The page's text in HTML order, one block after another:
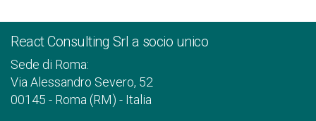
React Consulting Srl a socio unico
Sede di Roma:
Via Alessandro Severo, 52
00145 - Roma (RM) - Italia